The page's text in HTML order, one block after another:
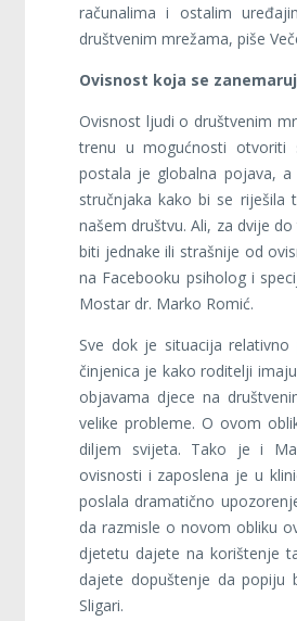
računalima i ostalim
društvenim mrežama, piše
Ovisnost koja se
Ovisnost ljudi o društvenim
trenu u mogućnosti otvoriti
postala je globalna pojava,
stručnjaka kako bi se riješila
našem društvu. Ali, za dvije
biti jednake ili strašnije od
na Facebooku psiholog i
Mostar dr. Marko Romić.
Sve dok je situacija
činjenica je kako roditelji
objavama djece na
velike probleme. O ovom
diljem svijeta. Tako je i
ovisnosti i zaposlena je u
poslala dramatično
da razmisle o novom obliku
djetetu dajete na korištenje
dajete dopuštenje da popiju
Sligari.